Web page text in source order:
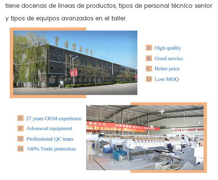
tiene docenas de líneas de productos, tipos de personal técnico senior
y tipos de equipos avanzados en el taller.